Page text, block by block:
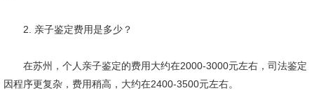
2. 亲子鉴定费用是多少？
在苏州，个人亲子鉴定的费用大约在2000-3000元左右，司法鉴定
因程序更复杂，费用稍高，大约在2400-3500元左右。